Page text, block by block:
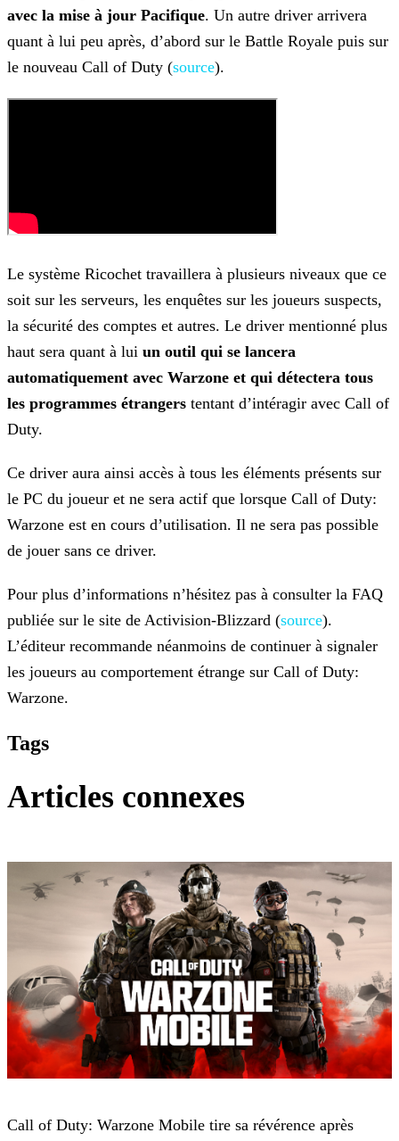
avec la mise à jour Pacifique. Un autre driver arrivera
quant à lui peu après, d’abord sur le Battle Royale puis sur
le nouveau Call of Duty (source).
Le système Ricochet travaillera à plusieurs niveaux que ce
soit sur les serveurs, les enquêtes sur les joueurs suspects,
la sécurité des comptes et autres. Le driver mentionné plus
haut sera quant à lui un outil qui se lancera
automatiquement avec Warzone et qui détectera tous
les programmes étrangers tentant d’intéragir avec Call of
Duty.
Ce driver aura ainsi accès à tous les éléments présents sur
le PC du joueur et ne sera actif que lorsque Call of Duty:
Warzone est en cours d’utilisation. Il ne sera pas possible
de jouer sans ce driver.
Pour plus d’informations n’hésitez pas à consulter la FAQ
publiée sur le site de Activision-Blizzard (source).
L’éditeur recommande néanmoins de continuer à signaler
les joueurs au comportement étrange sur Call of Duty:
Warzone.
Tags
Articles connexes
Call of Duty: Warzone Mobile tire sa révérence après